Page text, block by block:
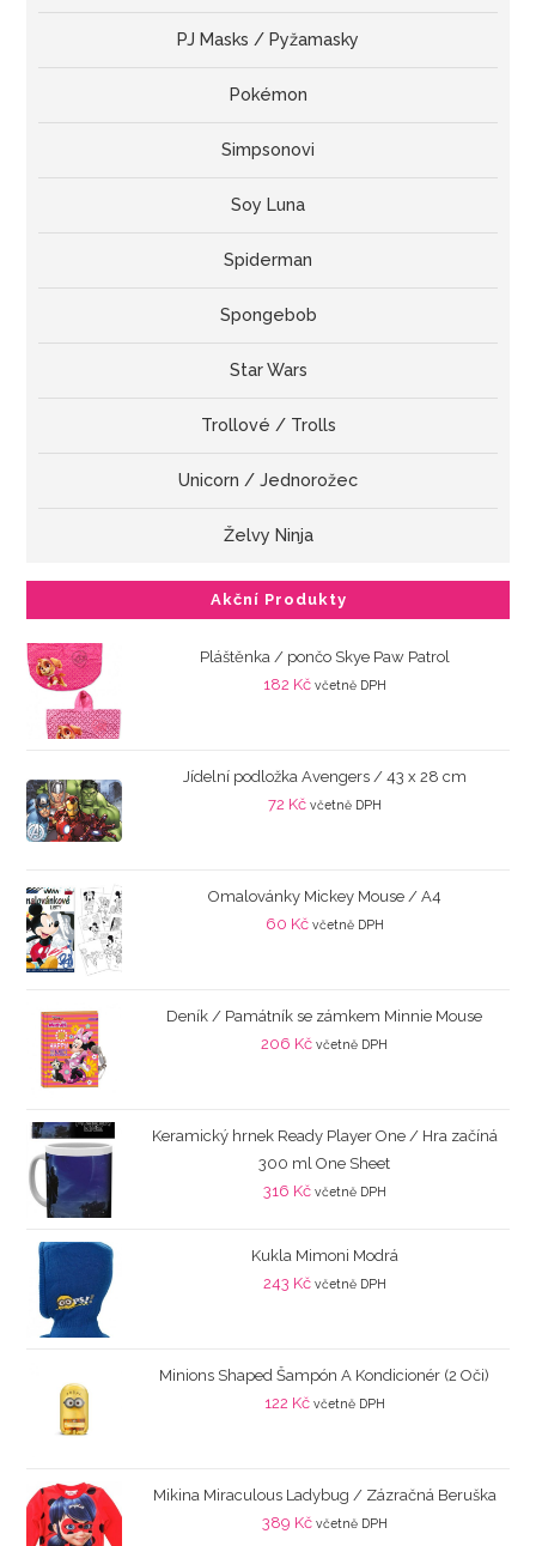
PJ Masks / Pyžamasky
Pokémon
Simpsonovi
Soy Luna
Spiderman
Spongebob
Star Wars
Trollové / Trolls
Unicorn / Jednorožec
Želvy Ninja
Akční Produkty
Pláštěnka / pončo Skye Paw Patrol
182 Kč včetně DPH
Jídelní podložka Avengers / 43 x 28 cm
72 Kč včetně DPH
Omalovánky Mickey Mouse / A4
60 Kč včetně DPH
Deník / Památník se zámkem Minnie Mouse
206 Kč včetně DPH
Keramický hrnek Ready Player One / Hra začíná
300 ml One Sheet
316 Kč včetně DPH
Kukla Mimoni Modrá
243 Kč včetně DPH
Minions Shaped Šampón A Kondicionér (2 Oči)
122 Kč včetně DPH
Mikina Miraculous Ladybug / Zázračná Beruška
389 Kč včetně DPH